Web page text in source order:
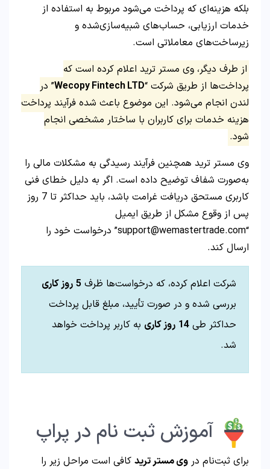
بلکه هزینه‌ای که پرداخت می‌شود مربوط به استفاده از
خدمات ارزیابی، حساب‌های شبیه‌سازی‌شده و
زیرساخت‌های معاملاتی است.
از طرف دیگر، وی مستر ترید اعلام کرده است که
پرداخت‌ها از طریق شرکت “Wecopy Fintech LTD” در
لندن انجام می‌شود. این موضوع باعث شده فرآیند پرداخت
هزینه خدمات برای کاربران با ساختار مشخصی انجام
شود.
وی مستر ترید همچنین فرآیند رسیدگی به مشکلات مالی را
به‌صورت شفاف توضیح داده است. اگر به دلیل خطای فنی
کاربری مستحق دریافت غرامت باشد، باید حداکثر تا 7 روز
پس از وقوع مشکل از طریق ایمیل
“support@wemastertrade.com” درخواست خود را
ارسال کند.
شرکت اعلام کرده، که درخواست‌ها ظرف 5 روز کاری
بررسی شده و در صورت تأیید، مبلغ قابل پرداخت
حداکثر طی 14 روز کاری به کاربر پرداخت خواهد
شد.
آموزش ثبت نام در پراپ
برای ثبت‌نام در وی مستر ترید کافی است مراحل زیر را